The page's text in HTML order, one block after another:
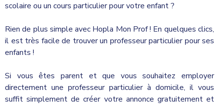
scolaire ou un cours particulier pour votre enfant ?
Rien de plus simple avec Hopla Mon Prof ! En quelques clics,
il est très facile de trouver un professeur particulier pour ses
enfants !
Si vous êtes parent et que vous souhaitez employer
directement une professeur particulier à domicile, il vous
suffit simplement de créer votre annonce gratuitement et